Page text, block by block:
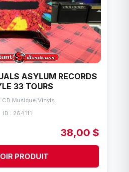
ASYLUM RECORDS
33 TOURS
CD Musique/Vinyls
ID : 264111
38,00 $
PRODUIT